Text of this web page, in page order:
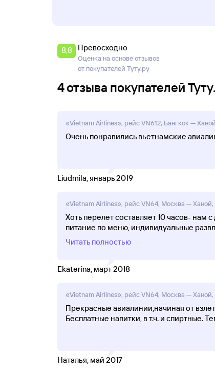
8,8 Превосходно
Оценка на основе отзывов
от покупателей Туту.ру
4 отзыва покупателей
«Vietnam Airlines», рейс VN612, Бангкок —
Очень понравились вьетнамские
Liudmila, январь 2019
«Vietnam Airlines», рейс VN64, Москва —
Хоть перелет составляет 10 часов-
питание по меню, индивидуальные
Читать полностью
Ekaterina, март 2018
«Vietnam Airlines», рейс VN64, Москва —
Прекрасные авиалинии,начиная от
Бесплатные напитки, в т.ч. и спиртные.
Наталья, май 2017